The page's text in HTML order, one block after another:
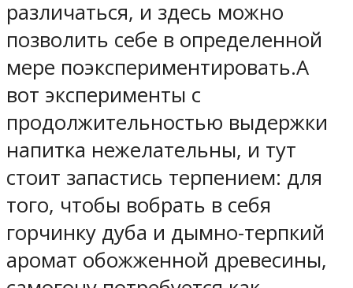
различаться, и здесь можно
позволить себе в определенной
мере поэкспериментировать.А
вот эксперименты с
продолжительностью выдержки
напитка нежелательны, и тут
стоит запастись терпением: для
того, чтобы вобрать в себя
горчинку дуба и дымно-терпкий
аромат обожженной древесины,